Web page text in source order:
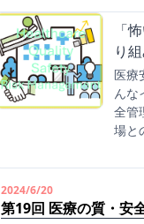
「
り
医療
んな
全管
場と
2024/6/20
第19回 医療の質・安